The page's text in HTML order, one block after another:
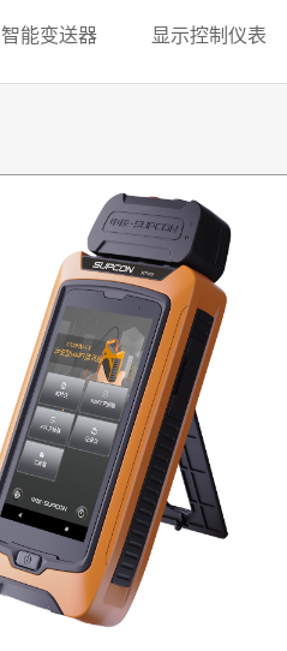
智能变送器 显示控制仪表